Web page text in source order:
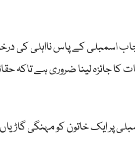
اسمبلی کے پاس نااہلی کی
کا جائزہ لینا ضروری ہے تاکہ
پر ایک خاتون کو مہنگی